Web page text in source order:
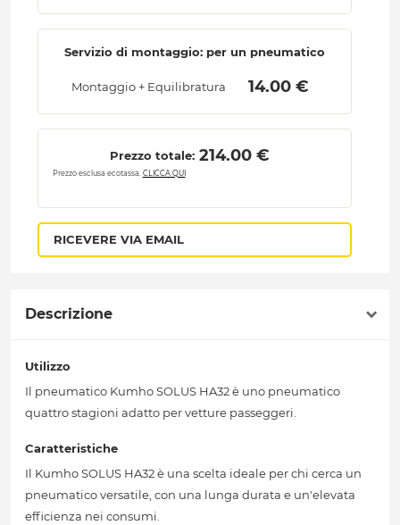
Servizio di montaggio: per un pneumatico
Montaggio + Equilibratura 14.00 €
Prezzo totale: 214.00 €
Prezzo esclusa ecotassa. CLICCA QUI
RICEVERE VIA EMAIL
Descrizione
Utilizzo
Il pneumatico Kumho SOLUS HA32 è uno pneumatico
quattro stagioni adatto per vetture passeggeri.
Caratteristiche
Il Kumho SOLUS HA32 è una scelta ideale per chi cerca un
pneumatico versatile, con una lunga durata e un'elevata
efficienza nei consumi.